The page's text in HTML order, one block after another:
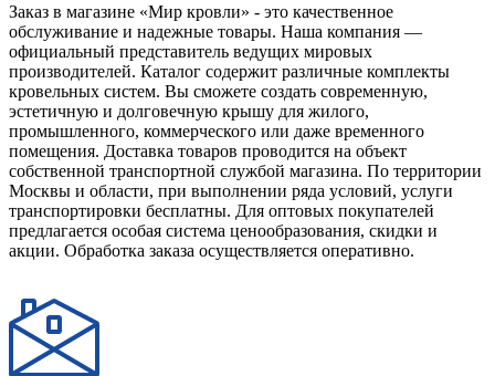
Заказ в магазине «Мир кровли» - это качественное
обслуживание и надежные товары. Наша компания —
официальный представитель ведущих мировых
производителей. Каталог содержит различные комплекты
кровельных систем. Вы сможете создать современную,
эстетичную и долговечную крышу для жилого,
промышленного, коммерческого или даже временного
помещения. Доставка товаров проводится на объект
собственной транспортной службой магазина. По территории
Москвы и области, при выполнении ряда условий, услуги
транспортировки бесплатны. Для оптовых покупателей
предлагается особая система ценообразования, скидки и
акции. Обработка заказа осуществляется оперативно.